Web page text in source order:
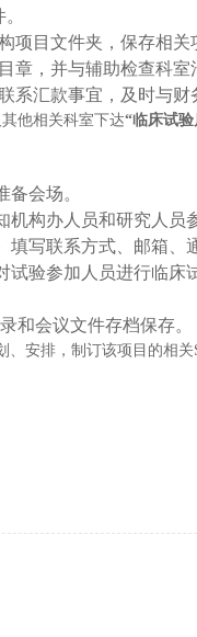
项目文件夹，保存相关
章，并与辅助检查科室
系汇款事宜，及时与财
他相关科室下达“临床试
会场。
构办人员和研究人员
写联系方式、邮箱、
验参加人员进行临床
和会议文件存档保存。
、安排，制订该项目的相关